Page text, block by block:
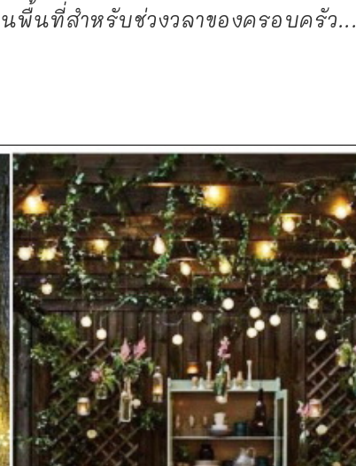
พื้นที่สำหรับช่วงวลาของครอบครัว...